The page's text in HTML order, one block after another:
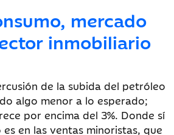
mercado
inmobiliario
de la subida del petróleo
algo menor a lo esperado;
por encima del 3%. Donde sí
en las ventas minoristas, que